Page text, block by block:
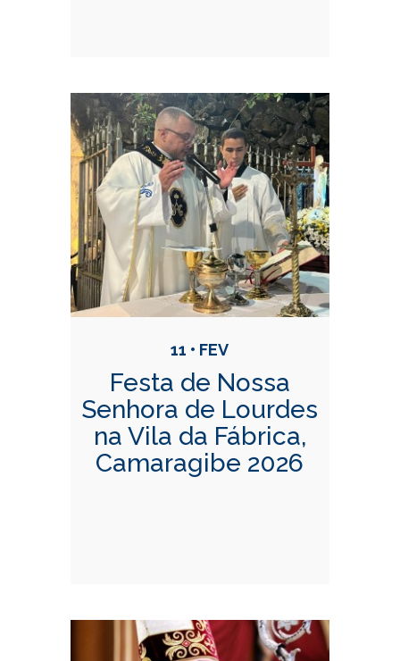
11 • FEV
Festa de Nossa
Senhora de Lourdes
na Vila da Fábrica,
Camaragibe 2026